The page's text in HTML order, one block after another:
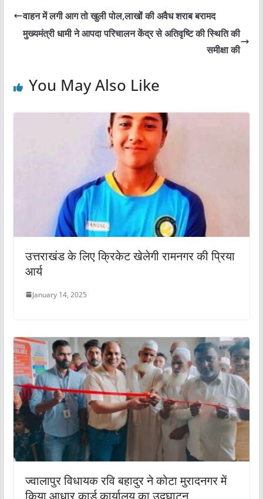
e
b
k
er l s
A
e
वाहन में लगी आग तो खुली पोल,लाखों की अवैध शराब बरामद
मुख्यमंत्री धामी ने आपदा परिचालन केंद्र से अतिवृष्टि की स्थिति की
समीक्षा की
You May Also Like
उत्तराखंड के लिए क्रिकेट खेलेगी रामनगर की प्रिया
आर्य
January 14, 2025
ज्वालापुर विधायक रवि बहादुर ने कोटा मुरादनगर में
किया आधार कार्ड कार्यालय का उद्घाटन